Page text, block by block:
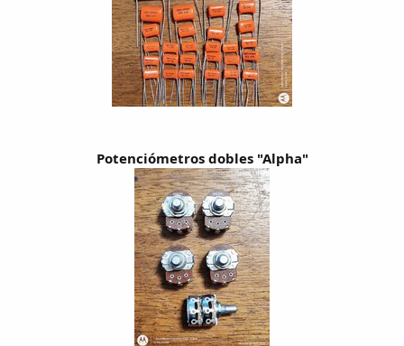
Potenciómetros dobles "Alpha"